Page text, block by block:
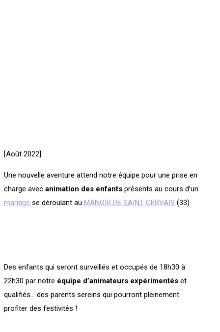
[Août 2022]
Une nouvelle aventure attend notre équipe pour une prise en
charge avec animation des enfants présents au cours d’un
mariage se déroulant au MANOIR DE SAINT-GERVAIS (33).
Des enfants qui seront surveillés et occupés de 18h30 à
22h30 par notre équipe d’animateurs expérimentés et
qualifiés… des parents sereins qui pourront pleinement
profiter des festivités !